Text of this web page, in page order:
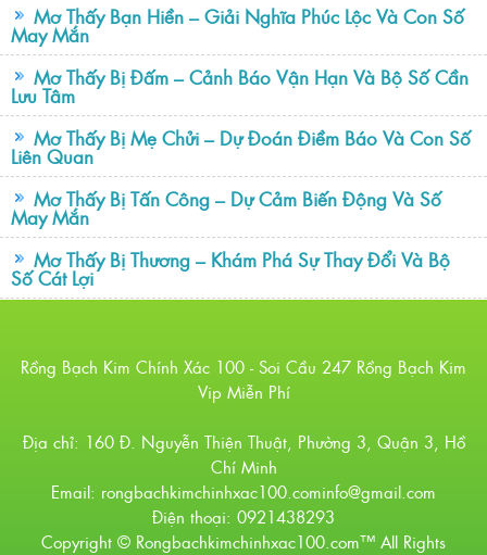
Mơ Thấy Bạn Hiền – Giải Nghĩa Phúc Lộc Và Con Số
May Mắn
Mơ Thấy Bị Đấm – Cảnh Báo Vận Hạn Và Bộ Số Cần
Lưu Tâm
Mơ Thấy Bị Mẹ Chửi – Dự Đoán Điềm Báo Và Con Số
Liên Quan
Mơ Thấy Bị Tấn Công – Dự Cảm Biến Động Và Số
May Mắn
Mơ Thấy Bị Thương – Khám Phá Sự Thay Đổi Và Bộ
Số Cát Lợi
Rồng Bạch Kim Chính Xác 100 - Soi Cầu 247 Rồng Bạch Kim
Vip Miễn Phí
Địa chỉ: 160 Đ. Nguyễn Thiện Thuật, Phường 3, Quận 3, Hồ
Chí Minh
Email: rongbachkimchinhxac100.cominfo@gmail.com
Điện thoại: 0921438293
Copyright © Rongbachkimchinhxac100.com™ All Rights